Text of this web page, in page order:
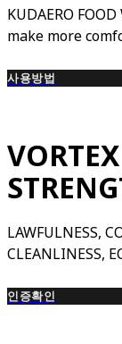
KUDAERO FOOD
make more
사용방법
LAWFULNESS,
CLEANLINESS,
인증확인